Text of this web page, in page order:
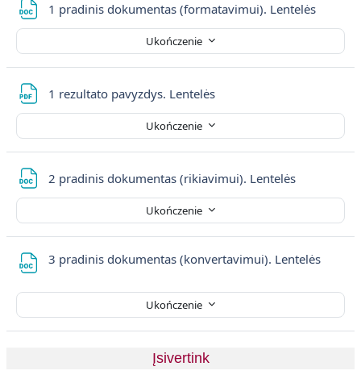
1 pradinis dokumentas (formatavimui). Lentelės
Ukończenie
1 rezultato pavyzdys. Lentelės
Ukończenie
2 pradinis dokumentas (rikiavimui). Lentelės
Ukończenie
3 pradinis dokumentas (konvertavimui). LentelėsPlik
Ukończenie
Įsivertink